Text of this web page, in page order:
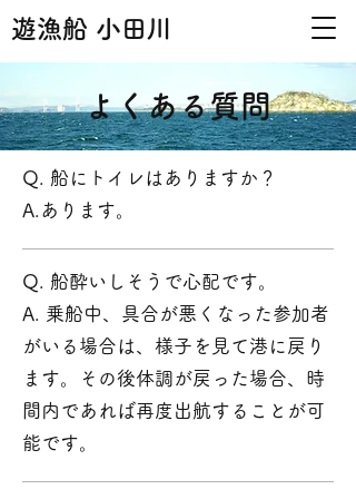
遊漁船 小田川
よくある質問
Q. 船にトイレはありますか？
A.あります。
Q. 船酔いしそうで心配です。
A. 乗船中、具合が悪くなった参加者
がいる場合は、様子を見て港に戻り
ます。その後体調が戻った場合、時
間内であれば再度出航することが可
能です。